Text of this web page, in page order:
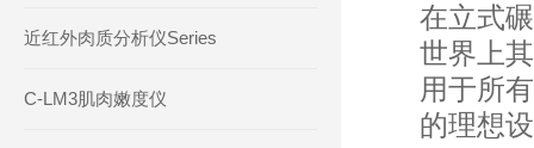
近红外肉质分析仪Series
C-LM3肌肉嫩度仪
在立式
世界上
用于所
的理想